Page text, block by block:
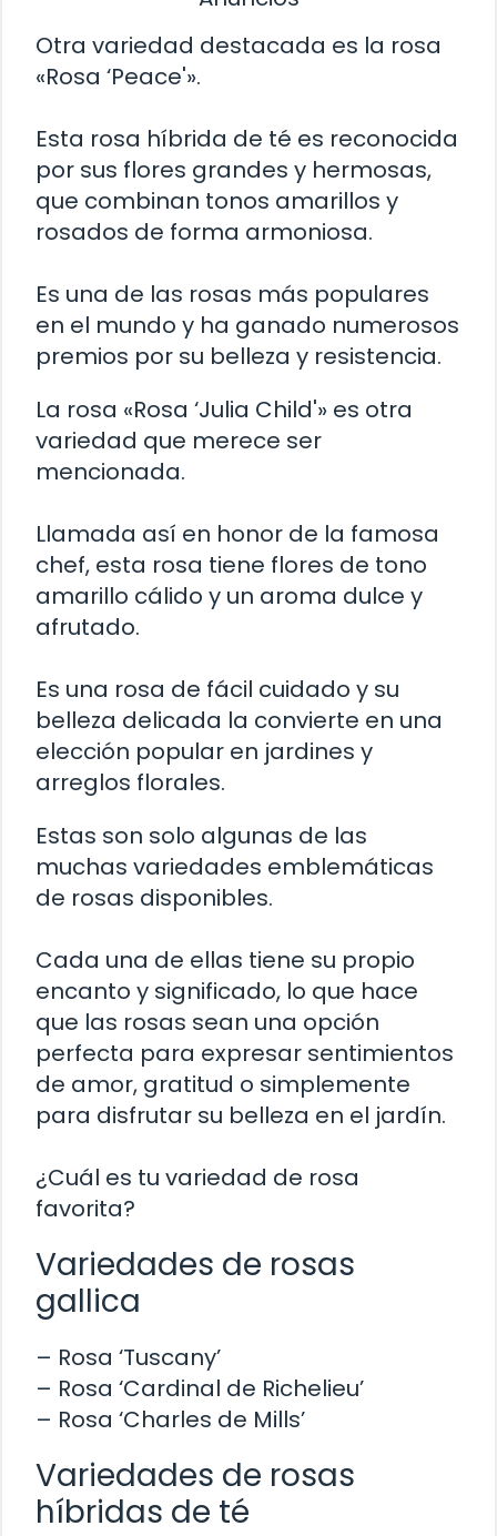
Otra variedad destacada es la rosa
«Rosa ‘Peace'».
Esta rosa híbrida de té es reconocida
por sus flores grandes y hermosas,
que combinan tonos amarillos y
rosados de forma armoniosa.
Es una de las rosas más populares
en el mundo y ha ganado numerosos
premios por su belleza y resistencia.
La rosa «Rosa ‘Julia Child'» es otra
variedad que merece ser
mencionada.
Llamada así en honor de la famosa
chef, esta rosa tiene flores de tono
amarillo cálido y un aroma dulce y
afrutado.
Es una rosa de fácil cuidado y su
belleza delicada la convierte en una
elección popular en jardines y
arreglos florales.
Estas son solo algunas de las
muchas variedades emblemáticas
de rosas disponibles.
Cada una de ellas tiene su propio
encanto y significado, lo que hace
que las rosas sean una opción
perfecta para expresar sentimientos
de amor, gratitud o simplemente
para disfrutar su belleza en el jardín.
¿Cuál es tu variedad de rosa
favorita?
Variedades de rosas
gallica
– Rosa ‘Tuscany’
– Rosa ‘Cardinal de Richelieu’
– Rosa ‘Charles de Mills’
Variedades de rosas
híbridas de té